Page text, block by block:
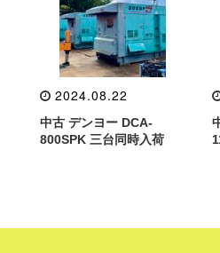
2024.08.22
中古 デンヨー DCA-
800SPK 三台同時入荷